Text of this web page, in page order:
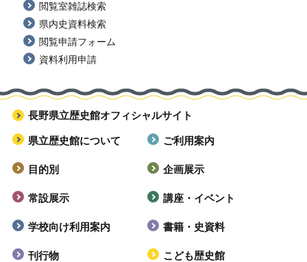
閲覧室雑誌検索
県内史資料検索
閲覧申請フォーム
資料利用申請
長野県立歴史館オフィシャルサイト
県立歴史館について ご利用案内
目的別 企画展示
常設展示 講座・イベント
学校向け利用案内 書籍・史資料
刊行物 こども歴史館